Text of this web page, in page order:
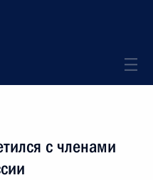
с членами